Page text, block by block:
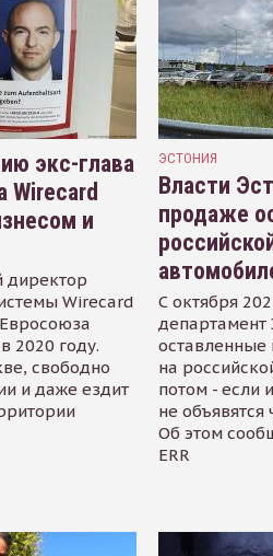
экс-глава
Wirecard
и
Wirecard
2020 году.
свободно
и даже ездит
ЭСТОНИЯ
Власти
продаже
С октября
департамент
на
потом - если
не
Об этом
ERR